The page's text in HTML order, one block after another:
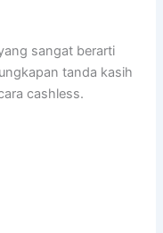
sangat berarti
tanda kasih
cashless.